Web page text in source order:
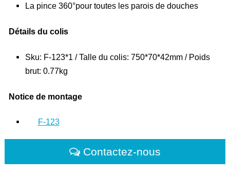
La pince 360°pour toutes les parois de douches
Détails du colis
Sku: F-123*1 / Talle du colis: 750*70*42mm / Poids
brut: 0.77kg
Notice de montage
F-123
Contactez-nous